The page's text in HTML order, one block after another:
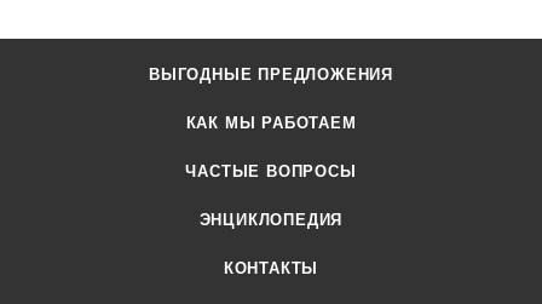
ВЫГОДНЫЕ ПРЕДЛОЖЕНИЯ
КАК МЫ РАБОТАЕМ
ЧАСТЫЕ ВОПРОСЫ
ЭНЦИКЛОПЕДИЯ
КОНТАКТЫ